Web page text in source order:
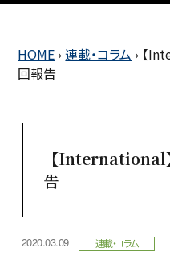
HOME › 連載・コラム › 【
回報告
【International
告
2020.03.09 連載・コラム